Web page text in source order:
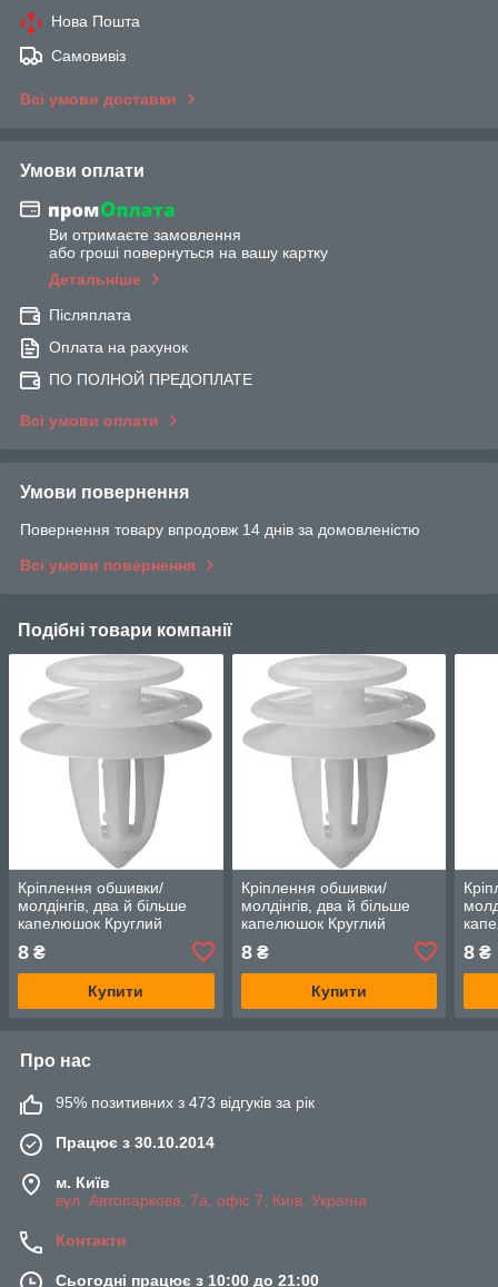
Нова Пошта
Самовивіз
Всі умови доставки
Умови оплати
Ви отримаєте замовлення
або гроші повернуться на вашу картку
Детальніше
Післяплата
Оплата на рахунок
ПО ПОЛНОЙ ПРЕДОПЛАТЕ
Всі умови оплати
Умови повернення
Повернення товару впродовж 14 днів за домовленістю
Всі умови повернення
Подібні товари компанії
Кріплення обшивки/
молдінгів, два й більше
капелюшок Круглий
8 ₴
Купити
Кріплення обшивки/
молдінгів, два й більше
капелюшок Круглий
8₴
Купити
8 ₴
Про нас
95% позитивних з 473 відгуків за рік
Працює з 30.10.2014
м. Київ
вул. Автопаркова, 7а, офіс 7, Київ, Україна
Контакти
Сьогодні працює з 10:00 до 21:00